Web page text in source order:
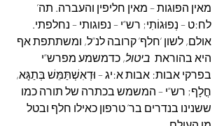
מאין הפוגות – מאין חליפין והעברה. תה’
לח:ט – נְפוּגוֹתִי; רש”י – נפוגותי – נחלפתי.
אולם, לשון ‘חלף’ קרובה לנ”ל, ומשתתפת אף
היא בהוראת ביטול, כדמשמע מפרש”י
בפרקי אבות: אבות א:יג – וּדְאִשְׁתַּמֵּשׁ בְּתַגָּא,
חֳלָף; רש”י – המשמש בכתרה של תורה כמו
ששנינו בנדרים בר’ טרפון כאילו חלף ובטל